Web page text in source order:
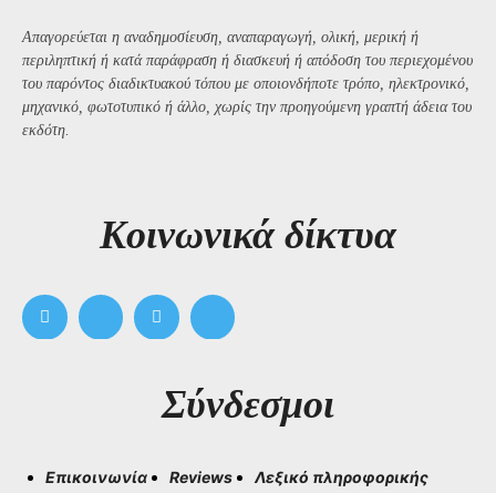
Απαγορεύεται η αναδημοσίευση, αναπαραγωγή, ολική, μερική ή
περιληπτική ή κατά παράφραση ή διασκευή ή απόδοση του περιεχομένου
του παρόντος διαδικτυακού τόπου με οποιονδήποτε τρόπο, ηλεκτρονικό,
μηχανικό, φωτοτυπικό ή άλλο, χωρίς την προηγούμενη γραπτή άδεια του
εκδότη.
Kοινωνικά δίκτυα
Σύνδεσμοι
Επικοινωνία Reviews Λεξικό πληροφορικής